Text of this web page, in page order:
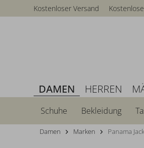
Kostenloser Versand
DAMEN HERREN
Schuhe Bekleidung
Damen Marken Panama Jack